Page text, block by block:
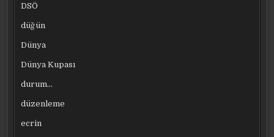
DSÖ
düğün
Dünya
Dünya Kupası
durum…
düzenleme
ecrin